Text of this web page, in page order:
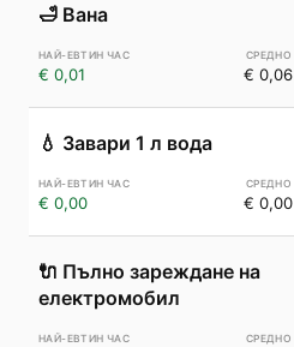
🛁 Вана
€ 0,01 € 0,06
💧 Завари 1 л вода
€ 0,00 € 0,00
🔌 Пълно зареждане на
електромобил